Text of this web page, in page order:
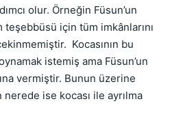
olur. Örneğin Füsun’un
teşebbüsü için tüm imkânlarını
Kocasının bu
istemiş ama Füsun’un
vermiştir. Bunun üzerine
ise kocası ile ayrılma